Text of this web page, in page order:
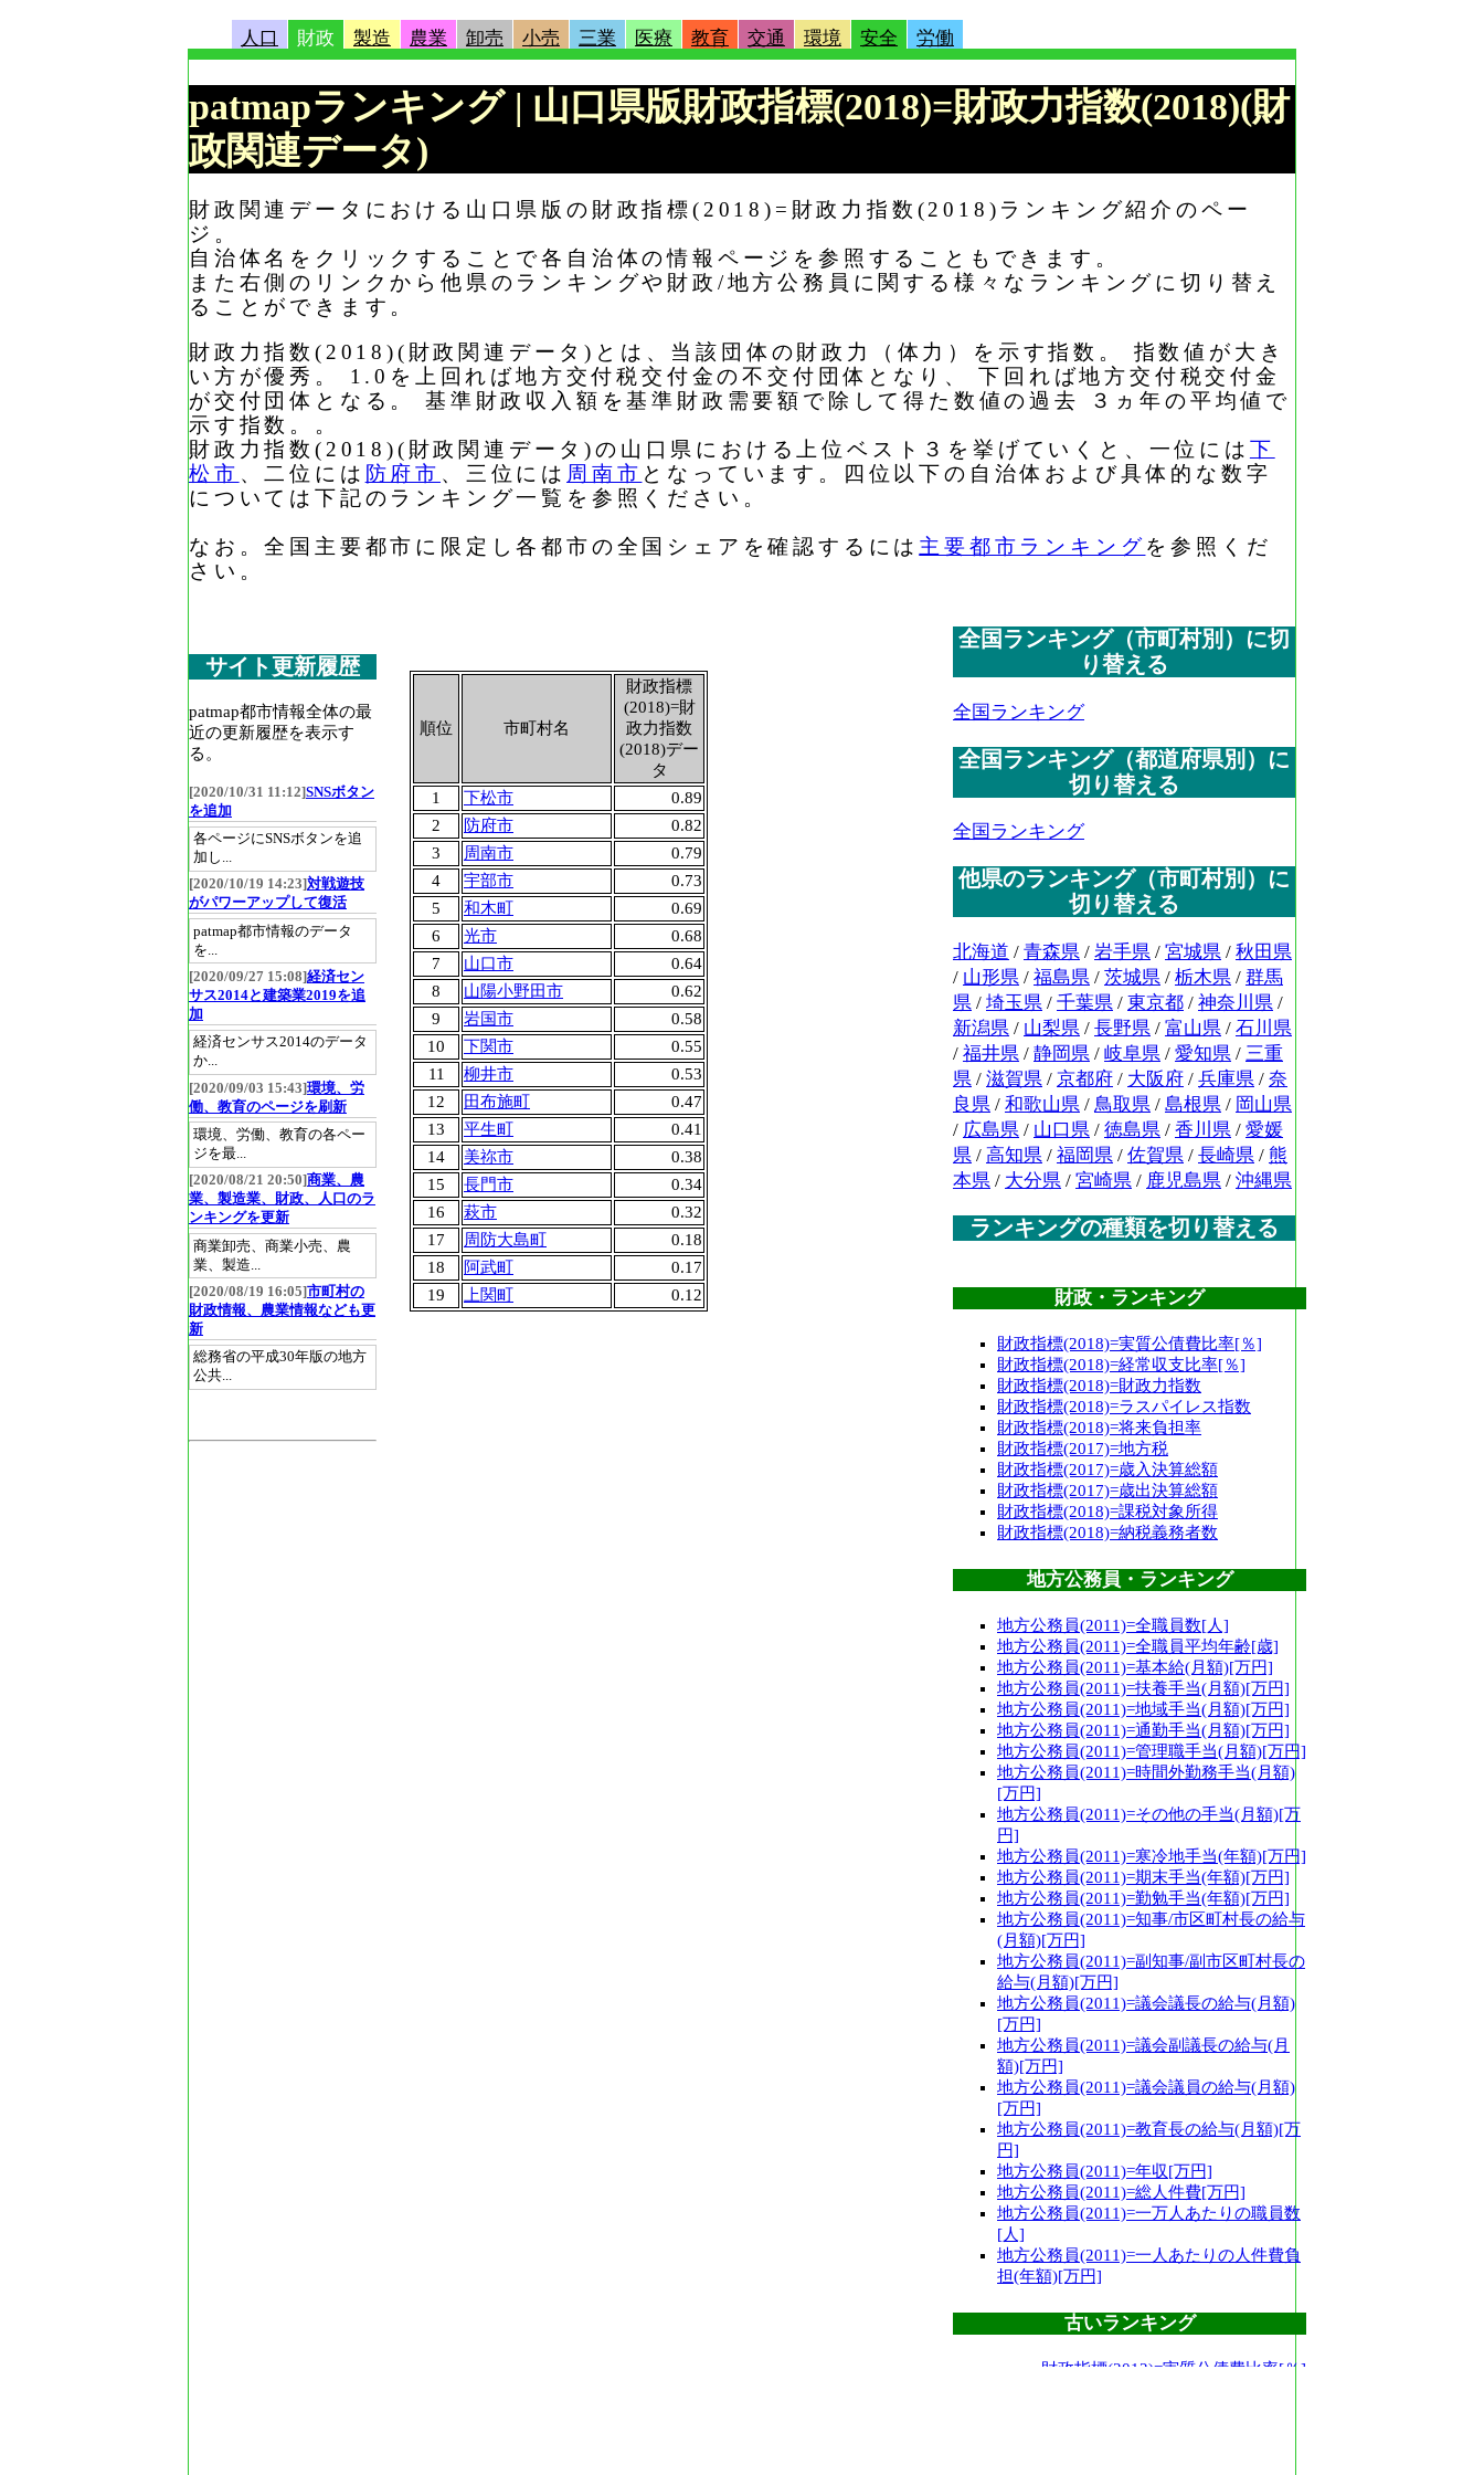
人口 財政 製造 農業 卸売 小売 三業 医療 教育 交通 環境 安全 労働
patmapランキング | 山口県版財政指標(2018)=財政力指数(2018)(財
政関連データ)
財政関連データにおける山口県版の財政指標(2018)=財政力指数(2018)ランキング紹介のペー
ジ。
自治体名をクリックすることで各自治体の情報ページを参照することもできます。
また右側のリンクから他県のランキングや財政/地方公務員に関する様々なランキングに切り替え
ることができます。
財政力指数(2018)(財政関連データ)とは、当該団体の財政力（体力）を示す指数。 指数値が大き
い方が優秀。 1.0を上回れば地方交付税交付金の不交付団体となり、 下回れば地方交付税交付金
が交付団体となる。 基準財政収入額を基準財政需要額で除して得た数値の過去 ３ヵ年の平均値で
示す指数。。
財政力指数(2018)(財政関連データ)の山口県における上位ベスト３を挙げていくと、一位には 下
松市 、二位には 防府市 、三位には 周南市 となっています。四位以下の自治体および具体的な数字
については下記のランキング一覧を参照ください。
なお。全国主要都市に限定し各都市の全国シェアを確認するには 主要都市ランキングを参照くだ
さい。
順位 市町村名
財政指標
(2018)=財
政力指数
(2018)デー
タ
1
下松市
0.89
2
防府市
0.82
3
周南市
0.79
4
宇部市
0.73
5
和木町
0.69
6
光市
0.68
7
山口市
0.64
8
山陽小野田市
0.62
9
岩国市
0.58
10
下関市
0.55
11
柳井市
0.53
12
田布施町
0.47
13
平生町
0.41
14
美祢市
0.38
15
長門市
0.34
16
萩市
0.32
17
周防大島町
0.18
18
阿武町
0.17
19
上関町 0.12
サイト更新履歴
patmap都市情報全体の最
近の更新履歴を表示す
る。
[2020/10/31 11:12]SNSボタン
を追加
各ページにSNSボタンを追
加し...
[2020/10/19 14:23]対戦遊技
がパワーアップして復活
patmap都市情報のデータ
を...
[2020/09/27 15:08]経済セン
サス2014と建築業2019を追
加
経済センサス2014のデータ
か...
[2020/09/03 15:43]環境、労
働、教育のページを刷新
環境、労働、教育の各ペー
ジを最...
[2020/08/21 20:50]商業、農
業、製造業、財政、人口のラ
ンキングを更新
商業卸売、商業小売、農
業、製造...
[2020/08/19 16:05]市町村の
財政情報、農業情報なども更
新
総務省の平成30年版の地方
公共...
全国ランキング（市町村別）に切
り替える
全国ランキング
全国ランキング（都道府県別）に
切り替える
全国ランキング
他県のランキング（市町村別）に
切り替える
北海道 / 青森県 / 岩手県 / 宮城県 / 秋田県
/ 山形県 / 福島県 / 茨城県 / 栃木県 / 群馬
県 / 埼玉県 / 千葉県 / 東京都 / 神奈川県 /
新潟県 / 山梨県 / 長野県 / 富山県 / 石川県
/ 福井県 / 静岡県 / 岐阜県 / 愛知県 / 三重
県 / 滋賀県 / 京都府 / 大阪府 / 兵庫県 / 奈
良県 / 和歌山県 / 鳥取県 / 島根県 / 岡山県
/ 広島県 / 山口県 / 徳島県 / 香川県 / 愛媛
県 / 高知県 / 福岡県 / 佐賀県 / 長崎県 / 熊
本県 / 大分県 / 宮崎県 / 鹿児島県 / 沖縄県
ランキングの種類を切り替える
財政・ランキング
財政指標(2018)=実質公債費比率[％]
財政指標(2018)=経常収支比率[％]
財政指標(2018)=財政力指数
財政指標(2018)=ラスパイレス指数
財政指標(2018)=将来負担率
財政指標(2017)=地方税
財政指標(2017)=歳入決算総額
財政指標(2017)=歳出決算総額
財政指標(2018)=課税対象所得
財政指標(2018)=納税義務者数
地方公務員・ランキング
地方公務員(2011)=全職員数[人]
地方公務員(2011)=全職員平均年齢[歳]
地方公務員(2011)=基本給(月額)[万円]
地方公務員(2011)=扶養手当(月額)[万円]
地方公務員(2011)=地域手当(月額)[万円]
地方公務員(2011)=通勤手当(月額)[万円]
地方公務員(2011)=管理職手当(月額)[万円]
地方公務員(2011)=時間外勤務手当(月額)
[万円]
地方公務員(2011)=その他の手当(月額)[万
円]
地方公務員(2011)=寒冷地手当(年額)[万円]
地方公務員(2011)=期末手当(年額)[万円]
地方公務員(2011)=勤勉手当(年額)[万円]
地方公務員(2011)=知事/市区町村長の給与
(月額)[万円]
地方公務員(2011)=副知事/副市区町村長の
給与(月額)[万円]
地方公務員(2011)=議会議長の給与(月額)
[万円]
地方公務員(2011)=議会副議長の給与(月
額)[万円]
地方公務員(2011)=議会議員の給与(月額)
[万円]
地方公務員(2011)=教育長の給与(月額)[万
円]
地方公務員(2011)=年収[万円]
地方公務員(2011)=総人件費[万円]
地方公務員(2011)=一万人あたりの職員数
[人]
地方公務員(2011)=一人あたりの人件費負
担(年額)[万円]
古いランキング
財政指標(2012)=実質公債費比率[％]